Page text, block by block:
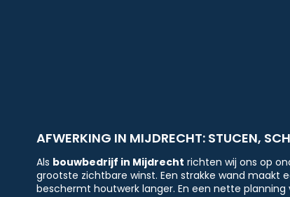
AFWERKING IN MIJDRECHT: STUCEN,
Als bouwbedrijf in Mijdrecht richten wij ons op
grootste zichtbare winst. Een strakke wand maakt
beschermt houtwerk langer. En een nette planning